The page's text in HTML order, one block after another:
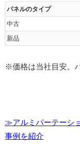
パネルのタイプ
中古
新品
※価格は当社目安。
≫アルミパーテーシ
事例を紹介